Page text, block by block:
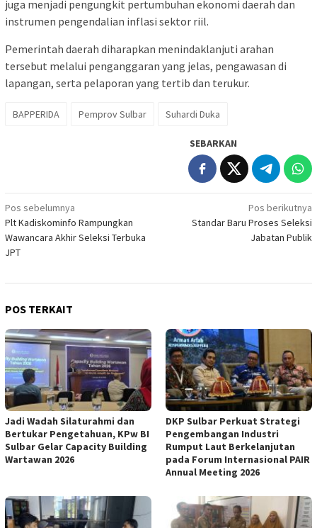
juga menjadi pengungkit pertumbuhan ekonomi daerah dan
instrumen pengendalian inflasi sektor riil.
Pemerintah daerah diharapkan menindaklanjuti arahan
tersebut melalui penganggaran yang jelas, pengawasan di
lapangan, serta pelaporan yang tertib dan terukur.
BAPPERIDA Pemprov Sulbar Suhardi Duka
SEBARKAN
Navigasi
pos
Pos sebelumnya
Plt Kadiskominfo Rampungkan
Wawancara Akhir Seleksi Terbuka
JPT
Pos berikutnya
Standar Baru Proses Seleksi
Jabatan Publik
POS TERKAIT
Jadi Wadah Silaturahmi dan
Bertukar Pengetahuan, KPw BI
Sulbar Gelar Capacity Building
Wartawan 2026
DKP Sulbar Perkuat Strategi
Pengembangan Industri
Rumput Laut Berkelanjutan
pada Forum Internasional PAIR
Annual Meeting 2026